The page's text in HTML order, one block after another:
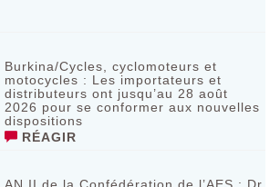
Burkina/Cycles, cyclomoteurs et
motocycles : Les importateurs et
distributeurs ont jusqu’au 28 août
2026 pour se conformer aux nouvelles
dispositions
RÉAGIR